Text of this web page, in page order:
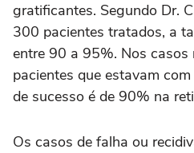
gratificantes. Segundo Dr.
300 pacientes tratados, a
entre 90 a 95%. Nos casos
pacientes que estavam
de sucesso é de 90% na
Os casos de falha ou